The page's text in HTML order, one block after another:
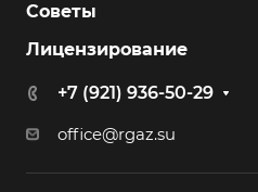
Советы
Лицензирование
+7 (921) 936-50-29
office@rgaz.su